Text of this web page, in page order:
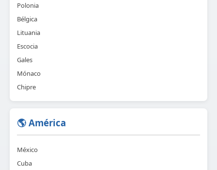
Polonia
Bélgica
Lituania
Escocia
Gales
Mónaco
Chipre
🌎 América
México
Cuba